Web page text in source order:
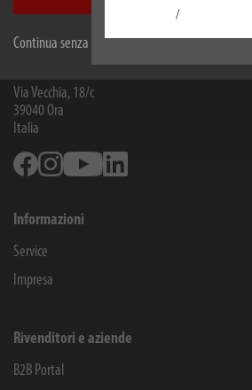
Continua senza accettare
/
Brennenstuhl Italia S.r.l.
Via Vecchia, 18/c
39040Ora
Italia
FacebookInstagramYoutube
Informazioni
Service
Impresa
Rivenditori e aziende
B2B Portal